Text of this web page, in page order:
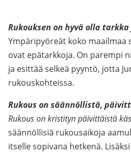
Rukouksen on hyvä olla
Ympäripyöreät koko maailmaa
ovat epätarkkoja. On parempi
ja esittää selkeä pyyntö, jotta
rukouskohteissa.
Rukous on säännöllistä,
Rukous on kristityn päivittäistä
säännöllisiä rukousaikoja
itselle sopivana hetkenä.